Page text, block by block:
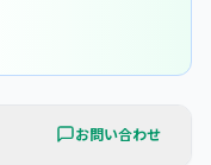
お問い合わせ